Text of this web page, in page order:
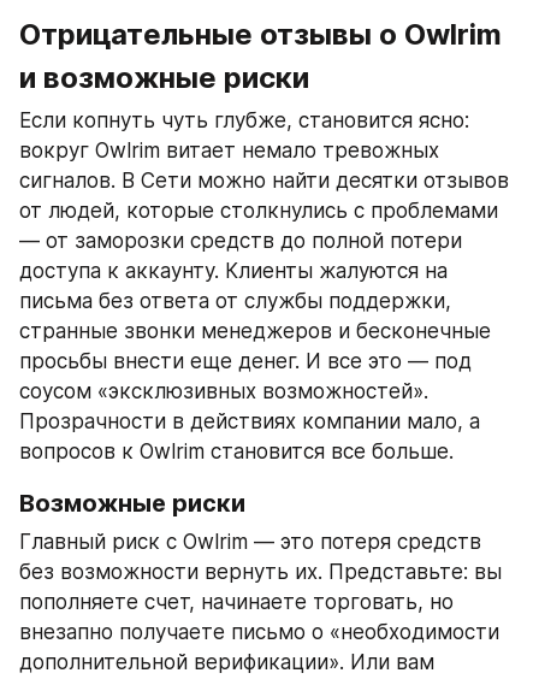
Отрицательные отзывы о Owlrim
и возможные риски
Если копнуть чуть глубже, становится ясно:
вокруг Owlrim витает немало тревожных
сигналов. В Сети можно найти десятки отзывов
от людей, которые столкнулись с проблемами
— от заморозки средств до полной потери
доступа к аккаунту. Клиенты жалуются на
письма без ответа от службы поддержки,
странные звонки менеджеров и бесконечные
просьбы внести еще денег. И все это — под
соусом «эксклюзивных возможностей».
Прозрачности в действиях компании мало, а
вопросов к Owlrim становится все больше.
Возможные риски
Главный риск с Owlrim — это потеря средств
без возможности вернуть их. Представьте: вы
пополняете счет, начинаете торговать, но
внезапно получаете письмо о «необходимости
дополнительной верификации». Или вам